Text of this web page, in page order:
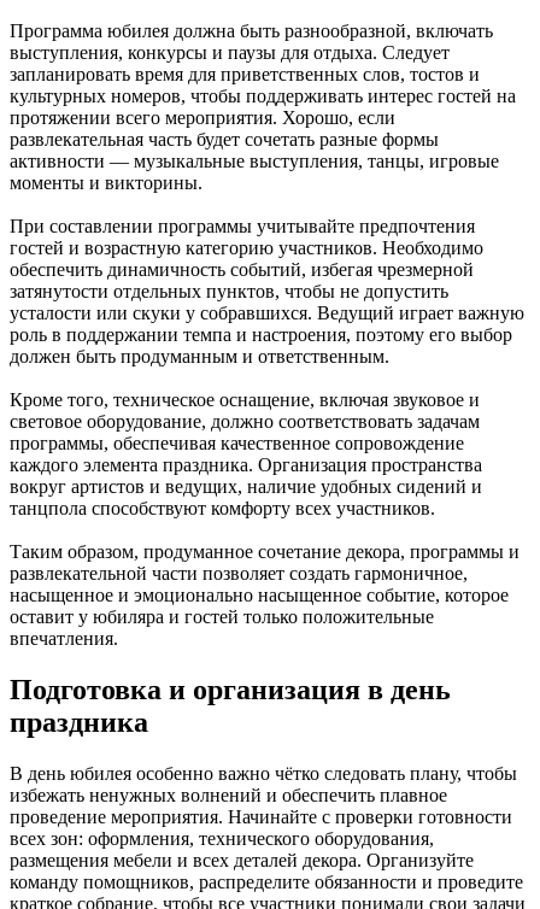
Программа юбилея должна быть разнообразной, включать
выступления, конкурсы и паузы для отдыха. Следует
запланировать время для приветственных слов, тостов и
культурных номеров, чтобы поддерживать интерес гостей на
протяжении всего мероприятия. Хорошо, если
развлекательная часть будет сочетать разные формы
активности — музыкальные выступления, танцы, игровые
моменты и викторины.
При составлении программы учитывайте предпочтения
гостей и возрастную категорию участников. Необходимо
обеспечить динамичность событий, избегая чрезмерной
затянутости отдельных пунктов, чтобы не допустить
усталости или скуки у собравшихся. Ведущий играет важную
роль в поддержании темпа и настроения, поэтому его выбор
должен быть продуманным и ответственным.
Кроме того, техническое оснащение, включая звуковое и
световое оборудование, должно соответствовать задачам
программы, обеспечивая качественное сопровождение
каждого элемента праздника. Организация пространства
вокруг артистов и ведущих, наличие удобных сидений и
танцпола способствуют комфорту всех участников.
Таким образом, продуманное сочетание декора, программы и
развлекательной части позволяет создать гармоничное,
насыщенное и эмоционально насыщенное событие, которое
оставит у юбиляра и гостей только положительные
впечатления.
Подготовка и организация в день
праздника
В день юбилея особенно важно чётко следовать плану, чтобы
избежать ненужных волнений и обеспечить плавное
проведение мероприятия. Начинайте с проверки готовности
всех зон: оформления, технического оборудования,
размещения мебели и всех деталей декора. Организуйте
команду помощников, распределите обязанности и проведите
краткое собрание, чтобы все участники понимали свои задачи